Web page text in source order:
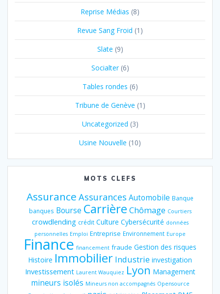
Reprise Médias (8)
Revue Sang Froid (1)
Slate (9)
Socialter(6)
Tables rondes (6)
Tribune de Genève (1)
Uncategorized (3)
Usine Nouvelle (10)
MOTS CLEFS
Assurance Assurances Automobile Banque
banques Bourse Carrière Chômage Courtiers
crowdlending crédit Culture Cybersécurité données
personnelles Emploi Entreprise Environnement Europe
Finance financement fraude Gestion des risques
Histoire Immobilier Industrie investigation
Investissement Laurent Wauquiez Lyon Management
mineurs isolés Mineurs non accompagnés Opensource